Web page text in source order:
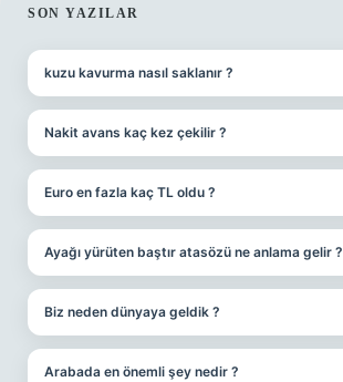
SIDEBAR
SON YAZILAR
kuzu kavurma nasıl saklanır ?
Nakit avans kaç kez çekilir ?
Euro en fazla kaç TL oldu ?
Ayağı yürüten baştır atasözü ne anlama gelir ?
Biz neden dünyaya geldik ?
Arabada en önemli şey nedir ?